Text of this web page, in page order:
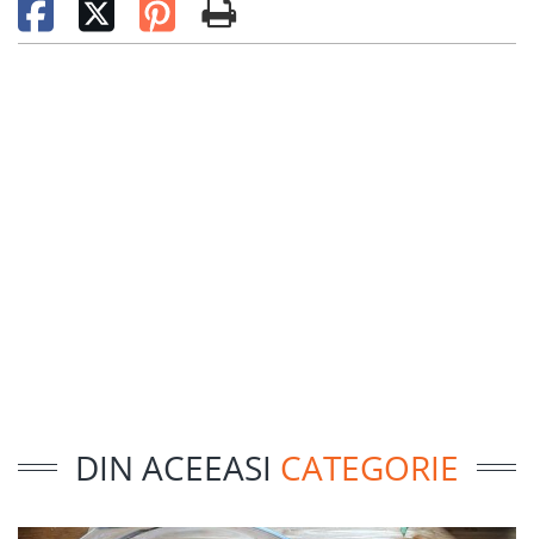
DIN ACEEASI CATEGORIE